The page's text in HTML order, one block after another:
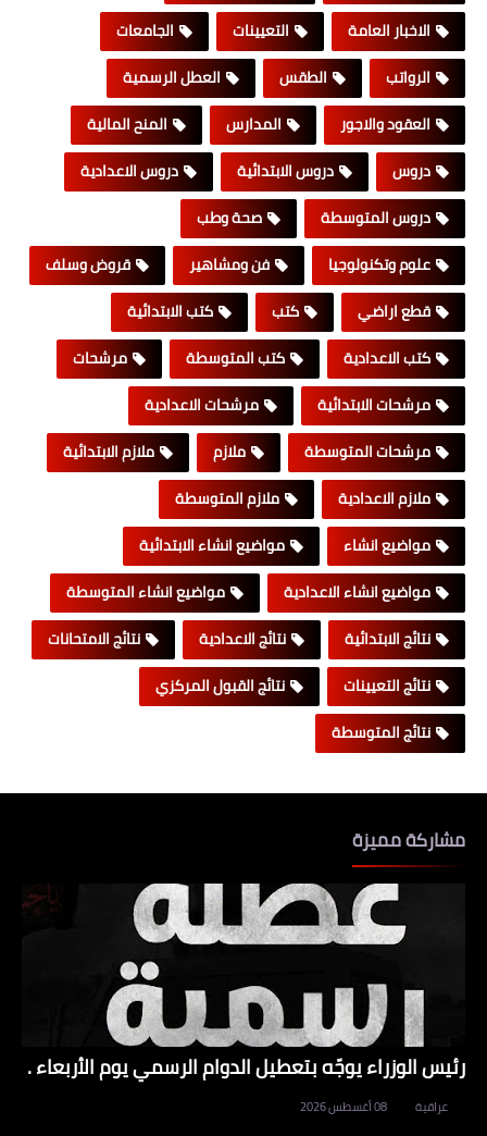
الاخبار العامة
التعيينات
الجامعات
الرواتب
الطقس
العطل الرسمية
العقود والاجور
المدارس
المنح المالية
دروس
دروس الابتدائية
دروس الاعدادية
دروس المتوسطة
صحة وطب
علوم وتكنولوجيا
فن ومشاهير
قروض وسلف
قطع اراضي
كتب
كتب الابتدائية
كتب الاعدادية
كتب المتوسطة
مرشحات
مرشحات الابتدائية
مرشحات الاعدادية
مرشحات المتوسطة
ملازم
ملازم الابتدائية
ملازم الاعدادية
ملازم المتوسطة
مواضيع انشاء
مواضيع انشاء الابتدائية
مواضيع انشاء الاعدادية
مواضيع انشاء المتوسطة
نتائج الابتدائية
نتائج الاعدادية
نتائج الامتحانات
نتائج التعيينات
نتائج القبول المركزي
نتائج المتوسطة
مشاركة مميزة
رئيس الوزراء يوجّه بتعطيل الدوام الرسمي يوم الأربعاء .
عراقية 08 أغسطس 2026